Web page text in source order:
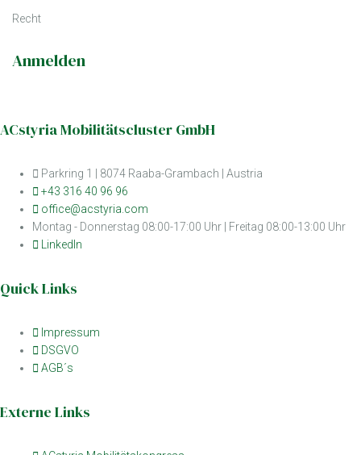
Recht
Anmelden
ACstyria Mobilitätscluster GmbH
Parkring 1 | 8074 Raaba-Grambach | Austria
+43 316 40 96 96
office@acstyria.com
Montag - Donnerstag 08:00-17:00 Uhr | Freitag 08:00-13:00 Uhr
LinkedIn
Quick Links
Impressum
DSGVO
AGB´s
Externe Links